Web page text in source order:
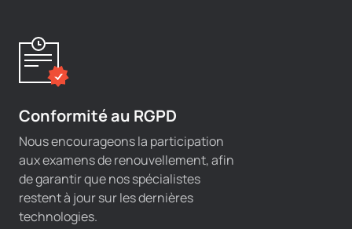
Conformité au RGPD
Nous encourageons la participation
aux examens de renouvellement, afin
de garantir que nos spécialistes
restent à jour sur les dernières
technologies.